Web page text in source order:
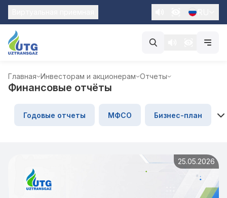
Главная Инвесторам и акционерам Отчеты
Финансовые отчёты
Годовые отчеты МФСО Бизнес-план
25.05.2026